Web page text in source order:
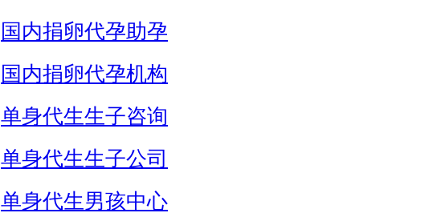
国内捐卵代孕助孕
国内捐卵代孕机构
单身代生生子咨询
单身代生生子公司
单身代生男孩中心